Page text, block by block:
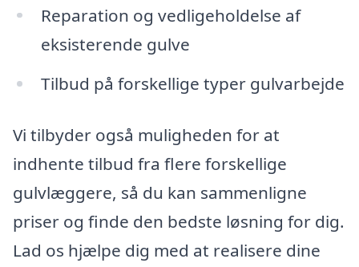
Reparation og vedligeholdelse af
eksisterende gulve
Tilbud på forskellige typer gulvarbejde
Vi tilbyder også muligheden for at
indhente tilbud fra flere forskellige
gulvlæggere, så du kan sammenligne
priser og finde den bedste løsning for dig.
Lad os hjælpe dig med at realisere dine